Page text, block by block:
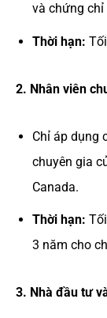
và chứng chỉ
Thời hạn:
2. Nhân viên
Chỉ áp dụng
chuyên gia
Canada.
Thời hạn:
3 năm cho
3. Nhà đầu tư